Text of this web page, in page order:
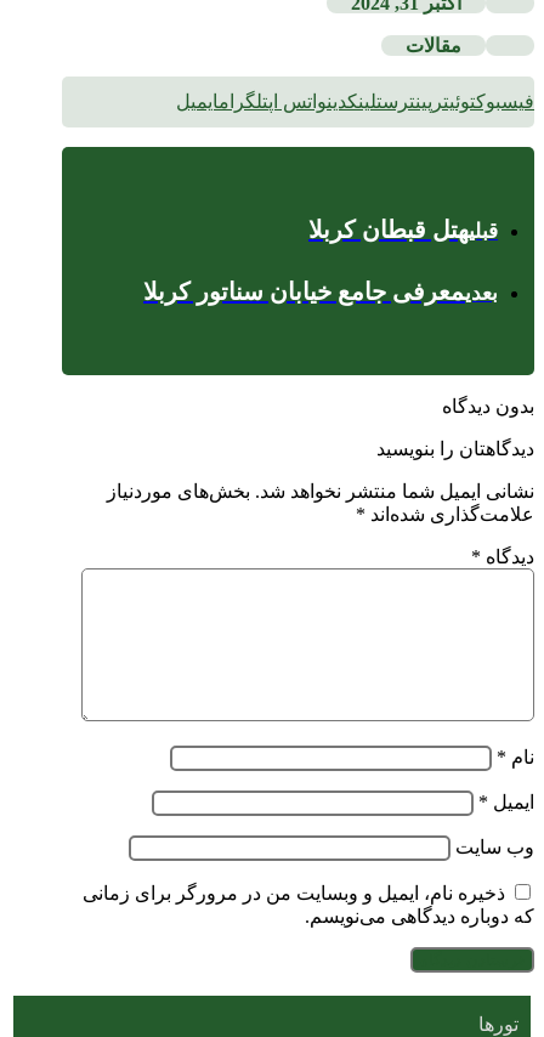
مقالات
فیسبوکتوئیتر پینترستلینکدینواتس اپتلگرامایمیل
قبلیهتل قبطان کربلا
بعدیمعرفی جامع خیابان سناتور کربلا
بدون دیدگاه
دیدگاهتان را بنویسید
نشانی ایمیل شما منتشر نخواهد شد. بخش‌های موردنیاز
علامت‌گذاری شده‌اند *
دیدگاه *
نام *
ایمیل *
وب‌ سایت
ذخیره نام، ایمیل و وبسایت من در مرورگر برای زمانی
که دوباره دیدگاهی می‌نویسم.
تورها